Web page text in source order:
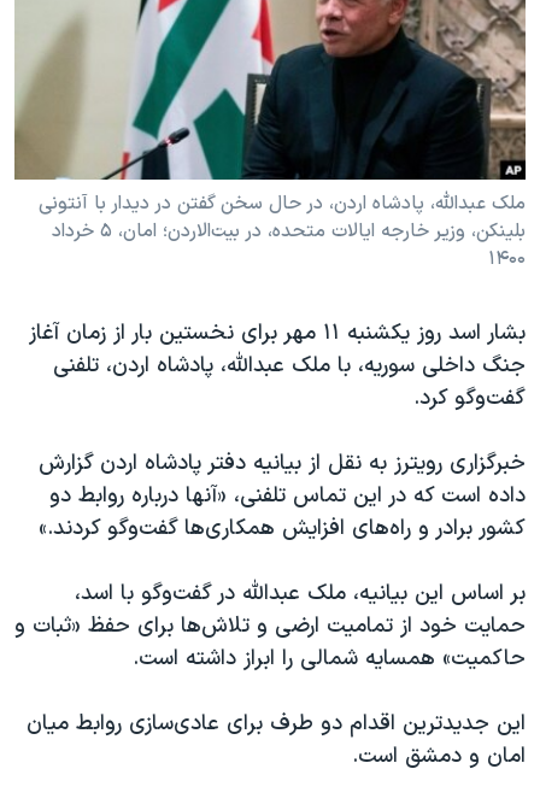
فرهنگ و زندگی
حقوق شهروندی
اقتصادی
علم و فناوری
اسرائیل در جنگ
گالری عکس
مستندها
انتخابات ریاست جمهوری آمریکا ۲۰۲۴
حمله جمهوری اسلامی به اسرائیل
رمز مهسا
ورزش زنان در ایران
اعتراضات زن، زندگی، آزادی
تریبونال مردمی آبان ۹۸
دادگاه حمید نوری
چهل سال گروگان‌گیری
قانون شفافیت دارائی کادر رهبری ایران
اعتراضات مردمی آبان ۹۸
اسرائیل در جنگ
نرگس محمدی برنده جایزه نوبل صلح
همایش محافظه‌کاران آمریکا «سی‌پک»
صفحه‌های ویژه
سفر پرزیدنت ترامپ به چین
دنبال کنید
زبانهای مختلف
ملک عبدالله، پادشاه اردن، در حال سخن گفتن در دیدار با آنتونی
بلینکن، وزیر خارجه ایالات متحده، در بیت‌الاردن؛ امان، ۵ خرداد
۱۴۰۰
بشار اسد روز یکشنبه ١١ مهر برای نخستین بار از زمان آغاز
جنگ داخلی سوریه، با ملک عبدالله، پادشاه اردن، تلفنی
گفت‌وگو کرد.
خبرگزاری رویترز به نقل از بیانیه دفتر پادشاه اردن گزارش
داده است که در این تماس تلفنی، «آنها درباره روابط دو
کشور برادر و راه‌های افزایش همکاری‌ها گفت‌وگو کردند.»
بر اساس این بیانیه، ملک عبدالله در گفت‌وگو با اسد،
حمایت خود از تمامیت ارضی و تلاش‌ها برای حفظ «ثبات و
حاکمیت» همسایه شمالی را ابراز داشته است.
این جدیدترین اقدام دو طرف برای عادی‌سازی روابط میان
امان و دمشق است.